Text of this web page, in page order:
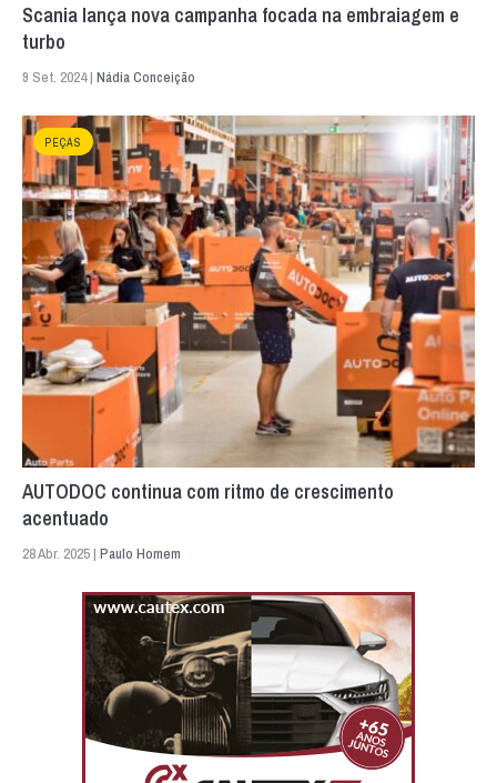
Scania lança nova campanha focada na embraiagem e
turbo
9 Set. 2024 | Nádia Conceição
PEÇAS
AUTODOC continua com ritmo de crescimento
acentuado
28 Abr. 2025 | Paulo Homem